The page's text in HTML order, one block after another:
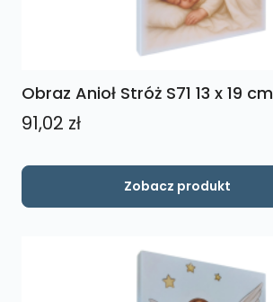
Obraz Anioł Stróż S71 13 x 19 cm
91,02 zł
Zobacz produkt